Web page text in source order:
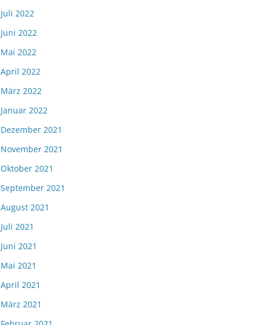
Juli 2022
Juni 2022
Mai 2022
April 2022
März 2022
Januar 2022
Dezember 2021
November 2021
Oktober 2021
September 2021
August 2021
Juli 2021
Juni 2021
Mai 2021
April 2021
März 2021